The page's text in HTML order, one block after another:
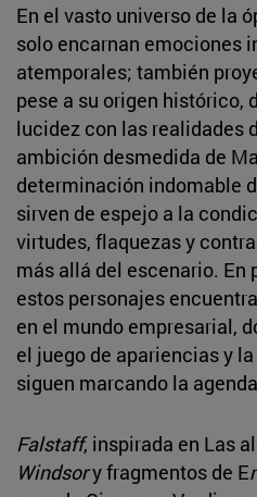
En el vasto universo de la
solo encarnan emociones
atemporales; también
pese a su origen histórico,
lucidez con las realidades
ambición desmedida de
determinación indomable
sirven de espejo a la
virtudes, flaquezas y
más allá del escenario. En
estos personajes
en el mundo empresarial,
el juego de apariencias y
siguen marcando la
Falstaff, inspirada en Las
Windsory fragmentos de E